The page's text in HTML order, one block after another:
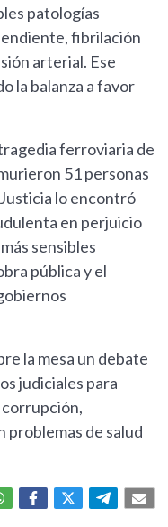
patologías
fibrilación
arterial. Ese
la balanza a favor
ferroviaria de
51 personas
lo encontró
en perjuicio
sensibles
pública y el
la mesa un debate
judiciales para
problemas de salud